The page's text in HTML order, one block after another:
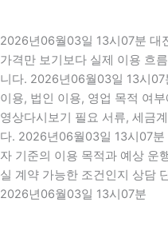
2026년06월03일 13시07분 대
가격만 보기보다 실제 이용 흐
니다. 2026년06월03일 13시
이용, 법인 이용, 영업 목적 여
영상다시보기 필요 서류, 세금
다. 2026년06월03일 13시07
자 기준의 이용 목적과 예상 운
실 계약 가능한 조건인지 상담
2026년06월03일 13시07분